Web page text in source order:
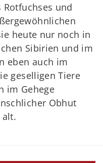
und
heute nur noch in
Sibirien und im
eben auch im
geselligen Tiere
im Gehege
Obhut
alt.